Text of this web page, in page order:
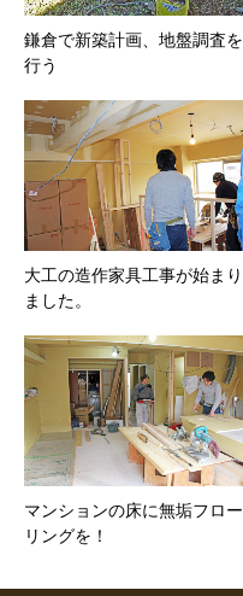
鎌倉で新築計画、地盤調査を
行う
大工の造作家具工事が始まり
ました。
マンションの床に無垢フロー
リングを！